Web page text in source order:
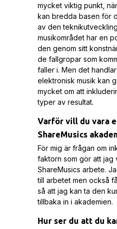
mycket viktig punkt,
kan bredda basen för
av den
musikområdet har en
den genom sitt
de fallgropar som
faller i. Men det
elektronisk musik kan
mycket om att
typer av resultat.
Varför vill du vara
ShareMusics
För mig är frågan om
faktorn som gör att jag
ShareMusics arbete.
till arbetet men också
så att jag kan ta den
tillbaka in i akademien.
Hur ser du att du